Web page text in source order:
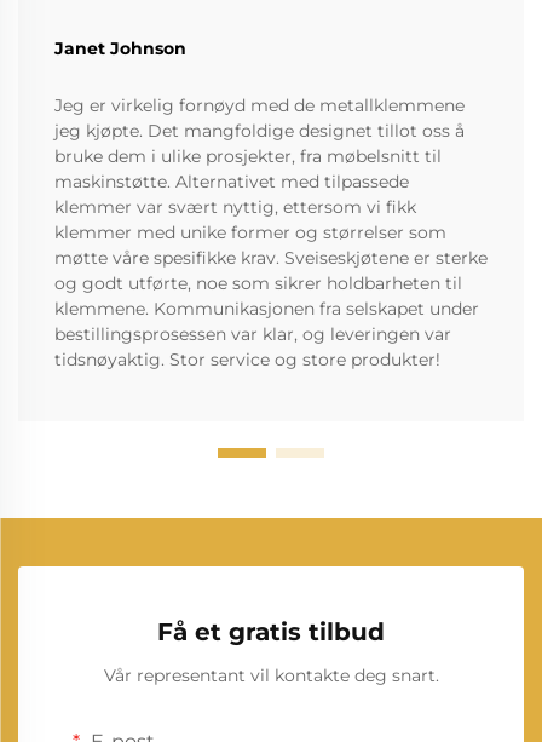
Janet Johnson
Jeg er virkelig fornøyd med de metallklemmene
jeg kjøpte. Det mangfoldige designet tillot oss å
bruke dem i ulike prosjekter, fra møbelsnitt til
maskinstøtte. Alternativet med tilpassede
klemmer var svært nyttig, ettersom vi fikk
klemmer med unike former og størrelser som
møtte våre spesifikke krav. Sveiseskjøtene er sterke
og godt utførte, noe som sikrer holdbarheten til
klemmene. Kommunikasjonen fra selskapet under
bestillingsprosessen var klar, og leveringen var
tidsnøyaktig. Stor service og store produkter!
Få et gratis tilbud
Vår representant vil kontakte deg snart.